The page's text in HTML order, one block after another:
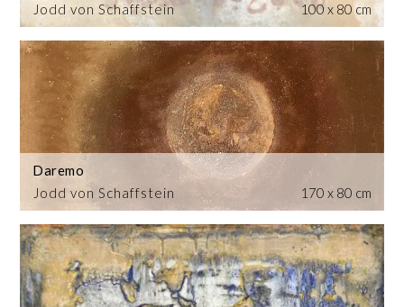
Jodd von Schaffstein
100 x 80 cm
Jodd von Schaffstein
Daremo
170 x 80 cm